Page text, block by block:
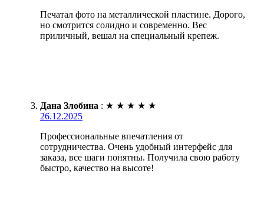
Печатал фото на металлической пластине. Дорого,
но смотрится солидно и современно. Вес
приличный, вешал на специальный крепеж.
Дана Злобина : ★ ★ ★ ★ ★
26.12.2025
Профессиональные впечатления от
сотрудничества. Очень удобный интерфейс для
заказа, все шаги понятны. Получила свою работу
быстро, качество на высоте!